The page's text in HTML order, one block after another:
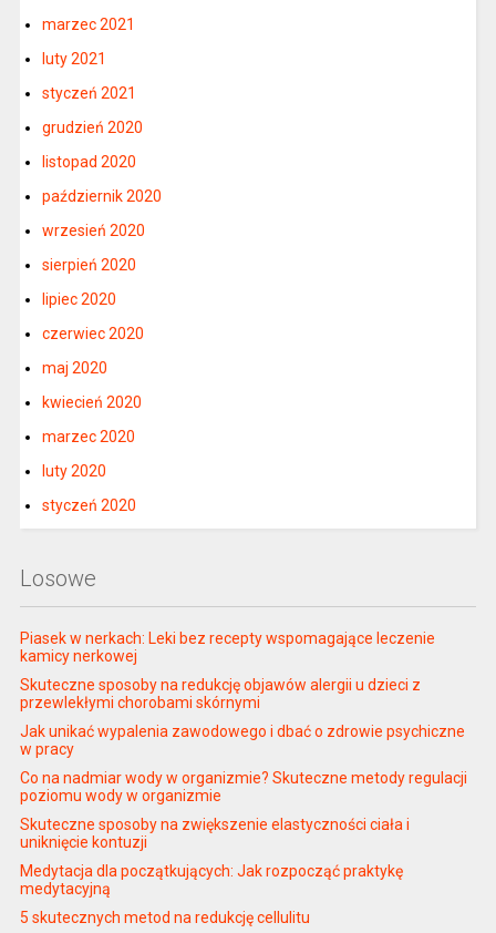
marzec 2021
luty 2021
styczeń 2021
grudzień 2020
listopad 2020
październik 2020
wrzesień 2020
sierpień 2020
lipiec 2020
czerwiec 2020
maj 2020
kwiecień 2020
marzec 2020
luty 2020
styczeń 2020
Losowe
Piasek w nerkach: Leki bez recepty wspomagające leczenie
kamicy nerkowej
Skuteczne sposoby na redukcję objawów alergii u dzieci z
przewlekłymi chorobami skórnymi
Jak unikać wypalenia zawodowego i dbać o zdrowie psychiczne
w pracy
Co na nadmiar wody w organizmie? Skuteczne metody regulacji
poziomu wody w organizmie
Skuteczne sposoby na zwiększenie elastyczności ciała i
uniknięcie kontuzji
Medytacja dla początkujących: Jak rozpocząć praktykę
medytacyjną
5 skutecznych metod na redukcję cellulitu